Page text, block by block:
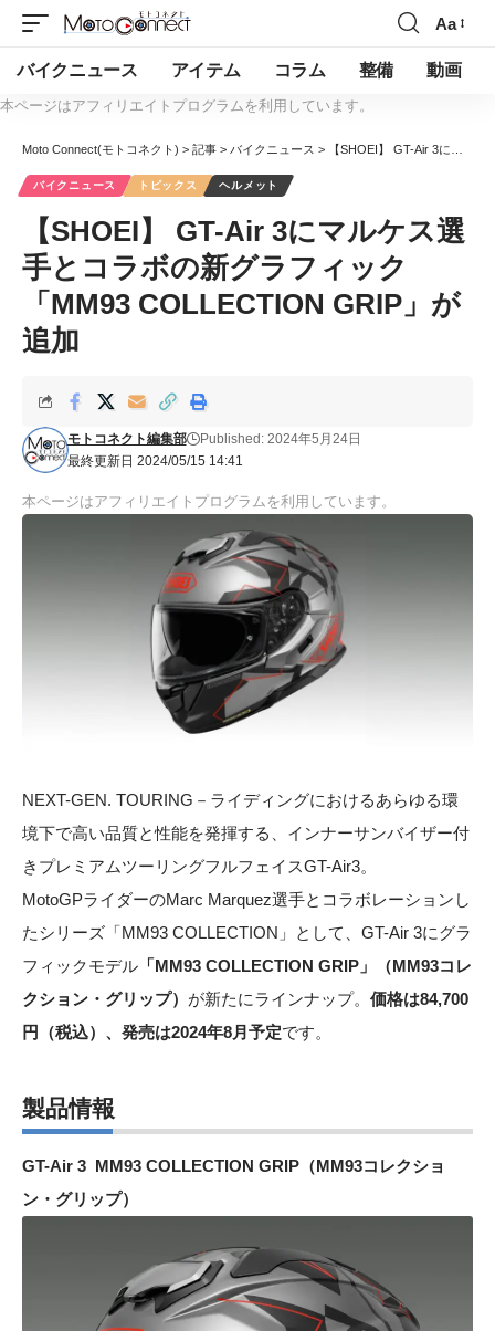
Aa
バイクニュース アイテム コラム 整備 動画
本ページはアフィリエイトプログラムを利用しています。
Moto Connect(モトコネクト) > 記事 > バイクニュース > 【SHOEI】 GT-Air 3にマルケス選手とコラボの新グラフィック「MM93 COLLECTION GRIP」が追加
バイクニュース トピックス ヘルメット
【SHOEI】 GT-Air 3にマルケス選
手とコラボの新グラフィック
「MM93 COLLECTION GRIP」が
追加
最終更新日 2024/05/15 14:41
モトコネクト編集部 Published: 2024年5月24日
本ページはアフィリエイトプログラムを利用しています。
NEXT-GEN. TOURING－ライディングにおけるあらゆる環
境下で高い品質と性能を発揮する、インナーサンバイザー付
きプレミアムツーリングフルフェイスGT-Air3。
MotoGPライダーのMarc Marquez選手とコラボレーションし
たシリーズ「MM93 COLLECTION」として、GT-Air 3にグラ
フィックモデル 「MM93 COLLECTION GRIP」（MM93コレ
クション・グリップ） が新たにラインナップ。 価格は84,700
円（税込）、発売は2024年8月予定です。
製品情報
GT-Air 3 MM93 COLLECTION GRIP（MM93コレクショ
ン・グリップ）